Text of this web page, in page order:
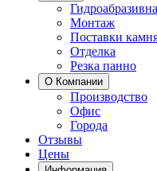
Монтаж
Поставки
Отделка
Резка панно
О Компании
Производство
Офис
Города
Отзывы
Цены